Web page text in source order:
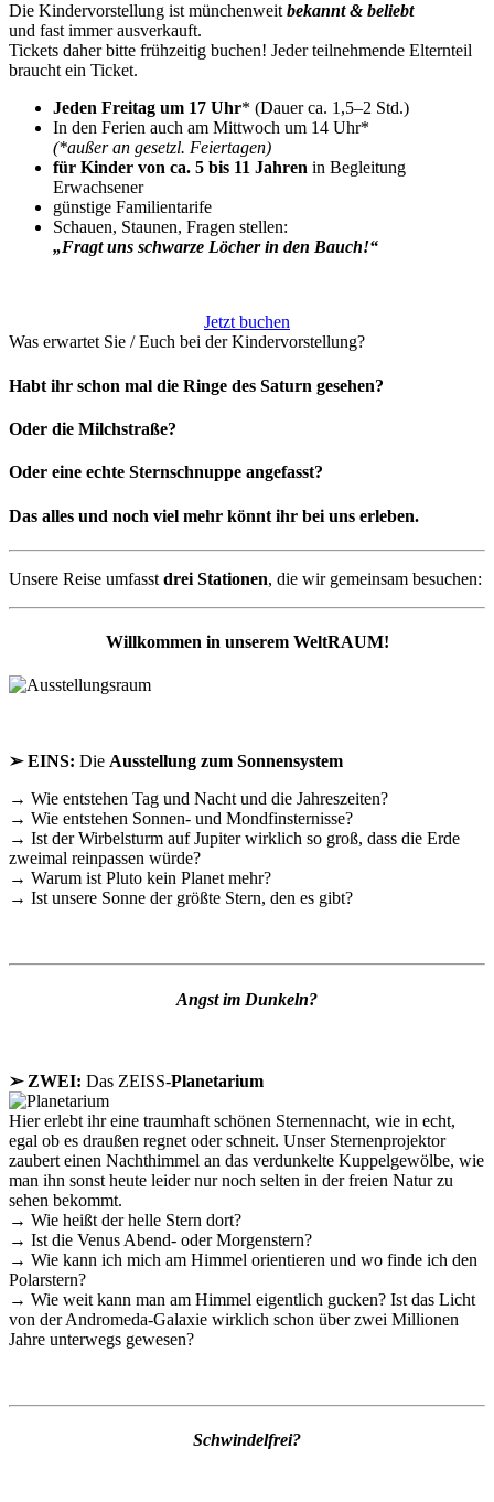
Die Kindervorstellung ist münchenweitbekannt & beliebt
und fast immer ausverkauft.
Tickets daher bitte frühzeitig buchen! Jeder teilnehmende Elternteil
braucht ein Ticket.
Jeden Freitag um 17 Uhr* (Dauer ca. 1,5–2 Std.)
In den Ferien auch am Mittwoch um 14 Uhr*
(*außer an gesetzl. Feiertagen)
für Kinder von ca. 5 bis 11 Jahren in Begleitung
Erwachsener
günstige Familientarife
Schauen, Staunen, Fragen stellen:
„Fragt uns schwarze Löcher in den Bauch!“
Jetzt buchen
Was erwartet Sie / Euch bei der Kindervorstellung?
Habt ihr schon mal die Ringe des Saturn gesehen?
Oder die Milchstraße?
Oder eine echte Sternschnuppe angefasst?
Das alles und noch viel mehr könnt ihr bei uns erleben.
Unsere Reise umfasst drei Stationen, die wir gemeinsam besuchen:
Willkommen in unserem WeltRAUM!
➢ EINS: Die Ausstellung zum Sonnensystem
→ Wie entstehen Tag und Nacht und die Jahreszeiten?
→ Wie entstehen Sonnen- und Mondfinsternisse?
→ Ist der Wirbelsturm auf Jupiter wirklich so groß, dass die Erde
zweimal reinpassen würde?
→ Warum ist Pluto kein Planet mehr?
→ Ist unsere Sonne der größte Stern, den es gibt?
Angst im Dunkeln?
➢ ZWEI: Das ZEISS-Planetarium
Hier erlebt ihr eine traumhaft schönen Sternennacht, wie in echt,
egal ob es draußen regnet oder schneit. Unser Sternenprojektor
zaubert einen Nachthimmel an das verdunkelte Kuppelgewölbe, wie
man ihn sonst heute leider nur noch selten in der freien Natur zu
sehen bekommt.
→ Wie heißt der helle Stern dort?
→ Ist die Venus Abend- oder Morgenstern?
→ Wie kann ich mich am Himmel orientieren und wo finde ich den
Polarstern?
→ Wie weit kann man am Himmel eigentlich gucken? Ist das Licht
von der Andromeda-Galaxie wirklich schon über zwei Millionen
Jahre unterwegs gewesen?
Schwindelfrei?